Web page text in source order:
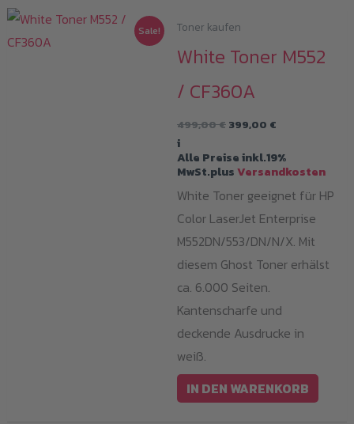
Sale! Toner kaufen
White Toner M552
/ CF360A
499,00€ Ursprünglicher
499,00 €
399,00 €
399,00 €.
i
Alle Preise inkl.19%
MwSt.plusVersandkosten
White Toner geeignet für HP
Color LaserJet Enterprise
M552DN/553/DN/N/X. Mit
diesem Ghost Toner erhälst
ca. 6.000 Seiten.
Kantenscharfe und
deckende Ausdrucke in
weiß.
IN DEN WARENKORB